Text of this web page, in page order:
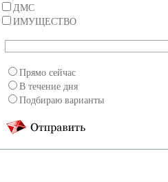
ДМС
ИМУЩЕСТВО
Прямо сейчас
В течение дня
Подбираю варианты